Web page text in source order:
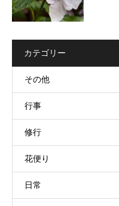
カテゴリー
その他
行事
修行
花便り
日常